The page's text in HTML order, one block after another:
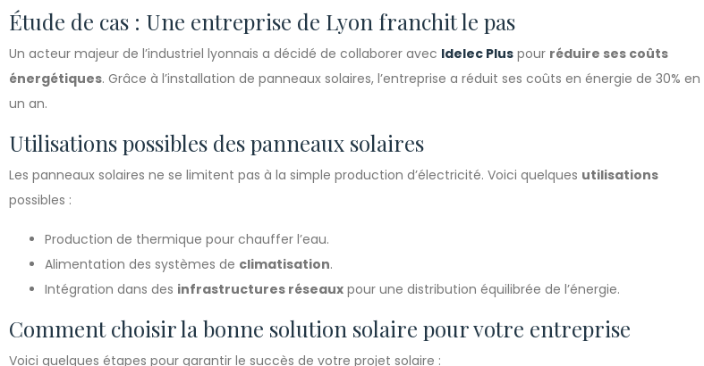
Étude de cas : Une entreprise de Lyon franchit le pas
Un acteur majeur de l’industriel lyonnais a décidé de collaborer avec Idelec Plus pour réduire ses coûts
énergétiques. Grâce à l’installation de panneaux solaires, l’entreprise a réduit ses coûts en énergie de 30% en
un an.
Utilisations possibles des panneaux solaires
Les panneaux solaires ne se limitent pas à la simple production d’électricité. Voici quelques utilisations
possibles :
Production de thermique pour chauffer l’eau.
Alimentation des systèmes de climatisation.
Intégration dans des infrastructures réseaux pour une distribution équilibrée de l’énergie.
Comment choisir la bonne solution solaire pour votre entreprise
Voici quelques étapes pour garantir le succès de votre projet solaire :